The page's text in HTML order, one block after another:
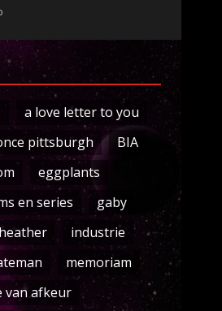
a love letter to you
pittsburgh
BIA
eggplants
en series
gaby
heather
industrie
memoriam
van afkeur